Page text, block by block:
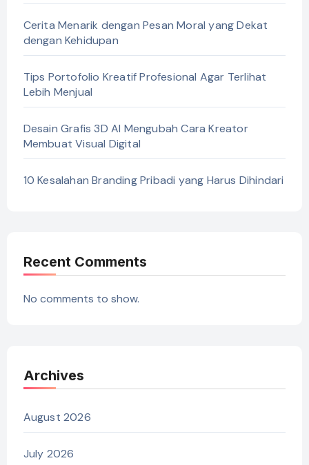
Cerita Menarik dengan Pesan Moral yang Dekat
dengan Kehidupan
Tips Portofolio Kreatif Profesional Agar Terlihat
Lebih Menjual
Desain Grafis 3D AI Mengubah Cara Kreator
Membuat Visual Digital
10 Kesalahan Branding Pribadi yang Harus Dihindari
Recent Comments
No comments to show.
Archives
August 2026
July 2026